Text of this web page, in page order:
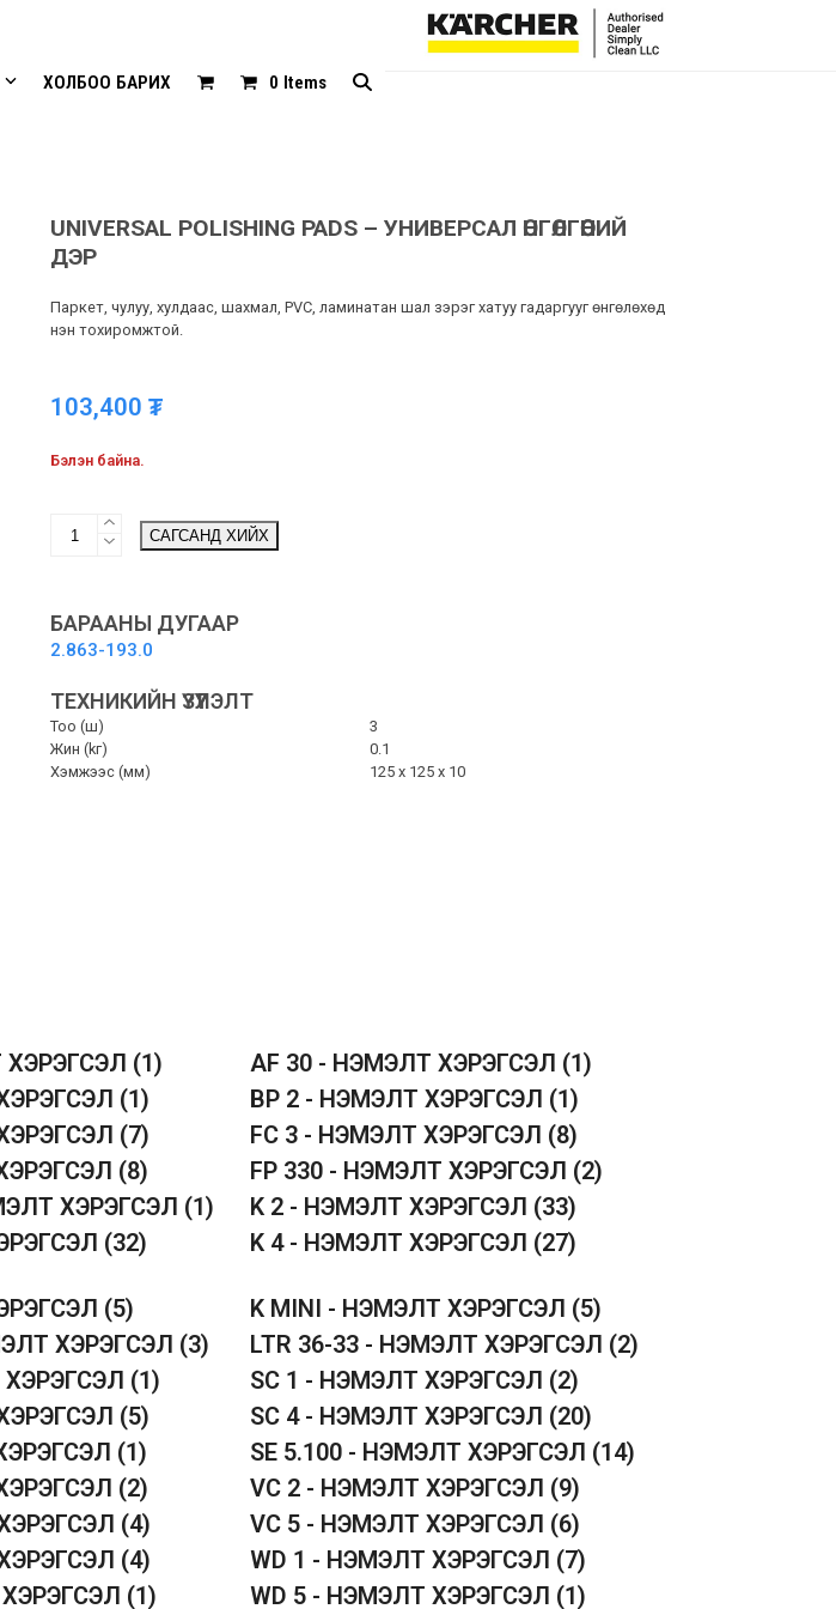
ХОЛБОО БАРИХ 0 Items
UNIVERSAL POLISHING PADS – УНИВЕРСАЛ ӨНГӨЛГӨӨНИЙ
ДЭР
Паркет, чулуу, хулдаас, шахмал, PVC, ламинатан шал зэрэг хатуу гадаргууг өнгөлөхөд
нэн тохиромжтой.
103,400 ₮
Бэлэн байна.
UNIVERSAL
POLISHING
Универсал
дэр
САГСАНД ХИЙХ
БАРААНЫ ДУГААР
2.863-193.0
ТЕХНИКИЙН ҮЗҮҮЛЭЛТ
Тоо (ш)
3
Жин (kг)
0.1
Хэмжээс (мм)
125 x 125 x 10
ХЭРЭГСЭЛ (1) AF 30 - НЭМЭЛТ ХЭРЭГСЭЛ (1)
(1) BP 2 - НЭМЭЛТ ХЭРЭГСЭЛ (1)
(7) FC 3 - НЭМЭЛТ ХЭРЭГСЭЛ (8)
(8) FP 330 - НЭМЭЛТ ХЭРЭГСЭЛ (2)
ХЭРЭГСЭЛ (1) K 2 - НЭМЭЛТ ХЭРЭГСЭЛ (33)
(32) K 4 - НЭМЭЛТ ХЭРЭГСЭЛ (27)
(5) K MINI - НЭМЭЛТ ХЭРЭГСЭЛ (5)
ХЭРЭГСЭЛ (3) LTR 36-33 - НЭМЭЛТ ХЭРЭГСЭЛ (2)
(1) SC 1 - НЭМЭЛТ ХЭРЭГСЭЛ (2)
(5) SC 4 - НЭМЭЛТ ХЭРЭГСЭЛ (20)
(1) SE 5.100 - НЭМЭЛТ ХЭРЭГСЭЛ (14)
(2) VC 2 - НЭМЭЛТ ХЭРЭГСЭЛ (9)
(4) VC 5 - НЭМЭЛТ ХЭРЭГСЭЛ (6)
(4) WD 1 - НЭМЭЛТ ХЭРЭГСЭЛ (7)
(1) WD 5 - НЭМЭЛТ ХЭРЭГСЭЛ (1)